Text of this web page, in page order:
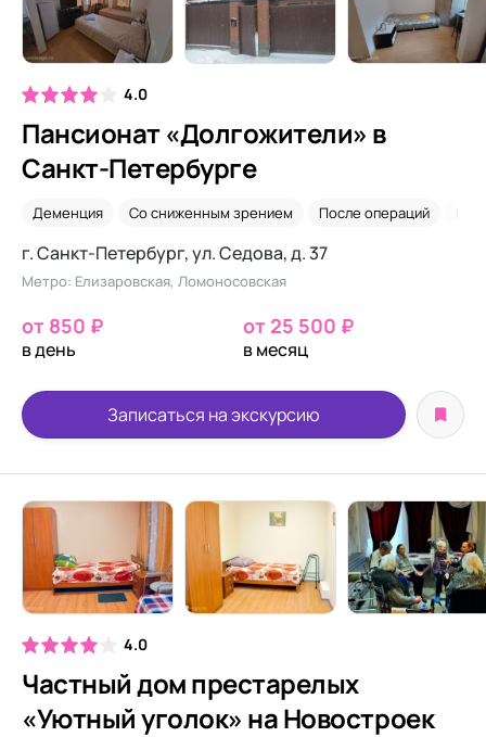
4.0
Пансионат «Долгожители» в
Санкт-Петербурге
Деменция Со сниженным зрением После операций
г. Санкт-Петербург, ул. ​Седова, д. 37
Метро: Елизаровская, Ломоносовская
от 850 ₽
в день
от 25 500 ₽
в месяц
Записаться на экскурсию
4.0
Частный дом престарелых
«Уютный уголок» на Новостроек